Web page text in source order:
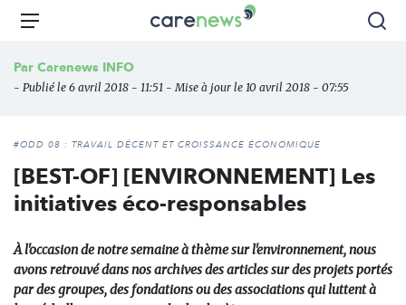
Aller
principal
Carenews,
des
l'engagement
Menu
Par Carenews INFO
- Publié le 6 avril 2018 - 11:51 - Mise à jour le 10 avril 2018 - 07:55
#ODD 08 : TRAVAIL DÉCENT ET CROISSANCE ÉCONOMIQUE
[BEST-OF] [ENVIRONNEMENT] Les
initiatives éco-responsables
À l'occasion de notre semaine à thème sur l'environnement, nous
avons retrouvé dans nos archives des articles sur des projets portés
par des groupes, des fondations ou des associations qui luttent à